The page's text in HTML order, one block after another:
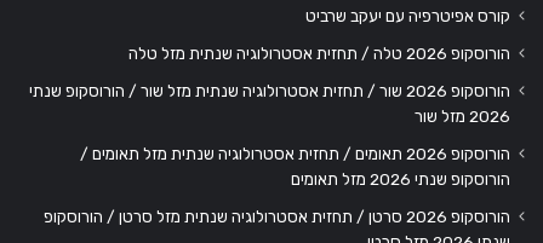
קורס אפיטרפיה עם יעקב שרביט
הורוסקופ 2026 טלה / תחזית אסטרולוגיה שנתית מזל טלה
הורוסקופ 2026 שור / תחזית אסטרולוגיה שנתית מזל שור / הורוסקופ שנתי
2026 מזל שור
הורוסקופ 2026 תאומים / תחזית אסטרולוגיה שנתית מזל תאומים /
הורוסקופ שנתי 2026 מזל תאומים
הורוסקופ 2026 סרטן / תחזית אסטרולוגיה שנתית מזל סרטן / הורוסקופ